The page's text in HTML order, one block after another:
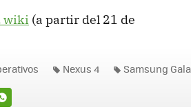
wiki (a partir del 21 de
Nexus 4 Samsung